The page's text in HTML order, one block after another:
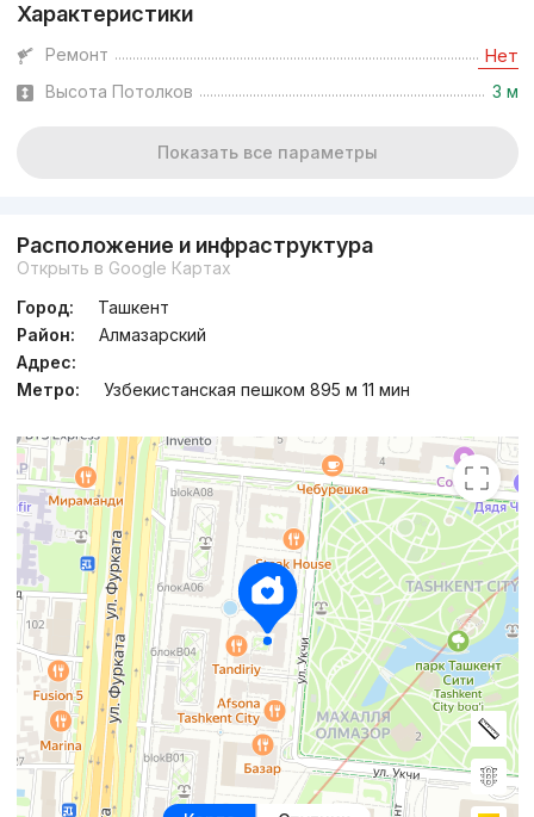
Характеристики
Ремонт Нет
Высота Потолков 3 м
Показать все параметры
Расположение и инфраструктура
Открыть в Google Картах
Город:
Ташкент
Район:
Алмазарский
Адрес:
Метро:
Узбекистанская пешком 895 м 11 мин